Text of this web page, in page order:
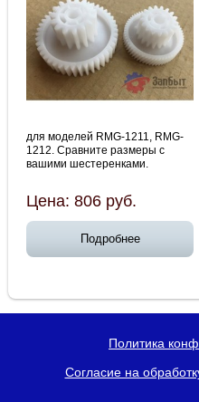
для моделей RMG-1211, RMG-
1212. Сравните размеры с
вашими шестеренками.
Цена:806 руб.
Подробнее
Политика
Согласие на